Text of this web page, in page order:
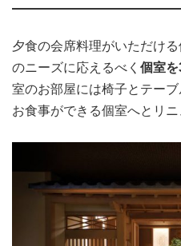
夕食の会席料理がいただけ
のニーズに応えるべく 個室
室のお部屋には椅子とテー
お食事ができる個室へとリニ